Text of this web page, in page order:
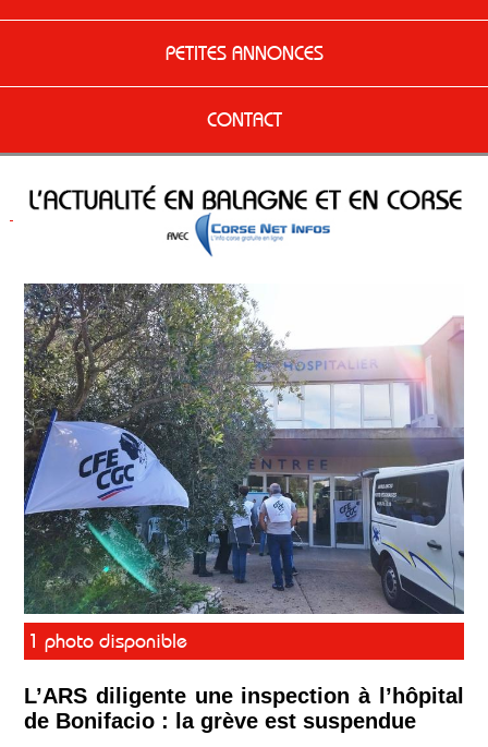
PETITES ANNONCES
CONTACT
1 photo disponible
L’ARS diligente une inspection à l’hôpital
de Bonifacio : la grève est suspendue